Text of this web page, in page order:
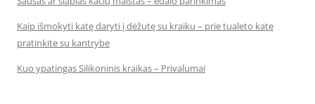
Kaip išmokyti katę daryti į dėžutę su kraiku – prie tualeto katę
pratinkite su kantrybe
Kuo ypatingas Silikoninis kraikas – Privalumai